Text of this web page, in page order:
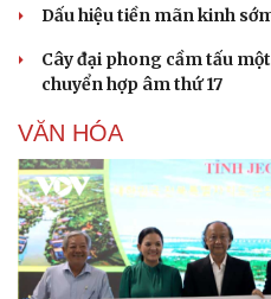
Sức khỏe
Dinh dưỡng - món ngon
Cây thuốc
Sản phụ khoa
Dấu hiệu tiền mãn kinh
Cây đại phong cầm tấu
chuyển hợp âm thứ 17
VĂN HÓA